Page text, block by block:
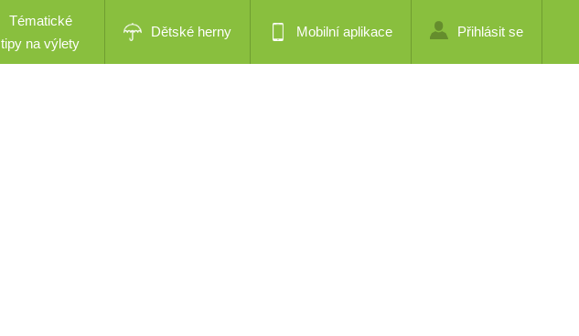
Tématické
tipy na výlety
Dětské herny Mobilní aplikace Přihlásit se